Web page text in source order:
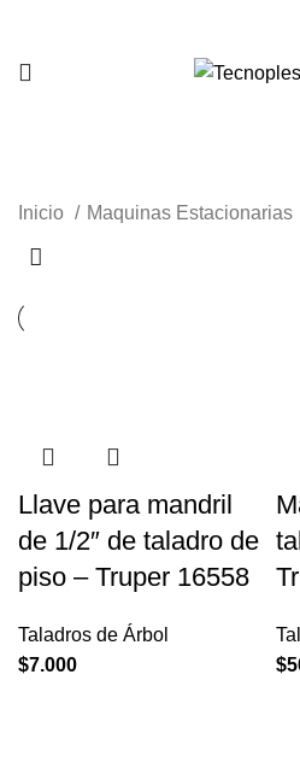
Inicio Maquinas Estacionarias
Llave para mandril
de 1/2″ de taladro de
piso – Truper 16558
Taladros de Árbol
$7.000
$